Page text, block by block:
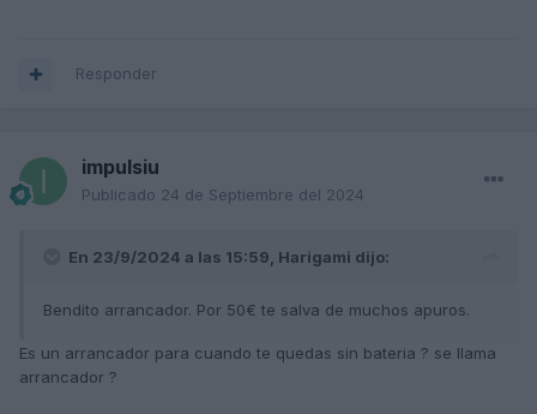
Responder
impulsiu
Publicado 24 de Septiembre del 2024
En 23/9/2024 a las 15:59, Harigami dijo:
Bendito arrancador. Por 50€ te salva de muchos apuros.
Es un arrancador para cuando te quedas sin bateria ? se llama
arrancador ?